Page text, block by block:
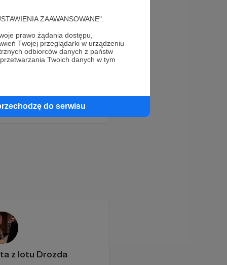
ZAAWANSOWANE".
prawo żądania dostępu,
Twojej przeglądarki w urządzeniu
odbiorców danych z państw
Twoich danych w tym
do serwisu
z lotu Drozda